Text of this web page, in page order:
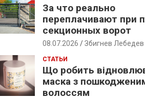
За что реально
переплачивают при
секционных ворот
08.07.2026 Збигнев Лебедев
СТАТЬИ
Що робить
маска з
волоссям